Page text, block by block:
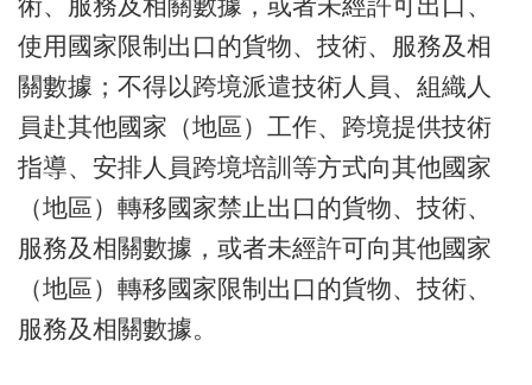
使用國家限制出口的貨物、技術、服務及相
關數據；不得以跨境派遣技術人員、組織人
員赴其他國家（地區）工作、跨境提供技術
指導、安排人員跨境培訓等方式向其他國家
（地區）轉移國家禁止出口的貨物、技術、
服務及相關數據，或者未經許可向其他國家
（地區）轉移國家限制出口的貨物、技術、
服務及相關數據。